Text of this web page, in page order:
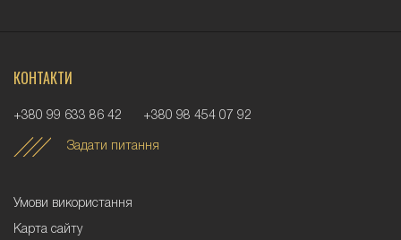
КОНТАКТИ
+380 99 633 86 42 +380 98 454 07 92
Задати питання
Умови використання
Карта сайту